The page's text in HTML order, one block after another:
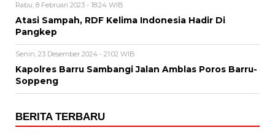
Rabu, 8 Februari 2023 - 18:24 WIB
Atasi Sampah, RDF Kelima Indonesia Hadir Di
Pangkep
Senin, 23 Desember 2024 - 21:02 WIB
Kapolres Barru Sambangi Jalan Amblas Poros Barru-
Soppeng
BERITA TERBARU